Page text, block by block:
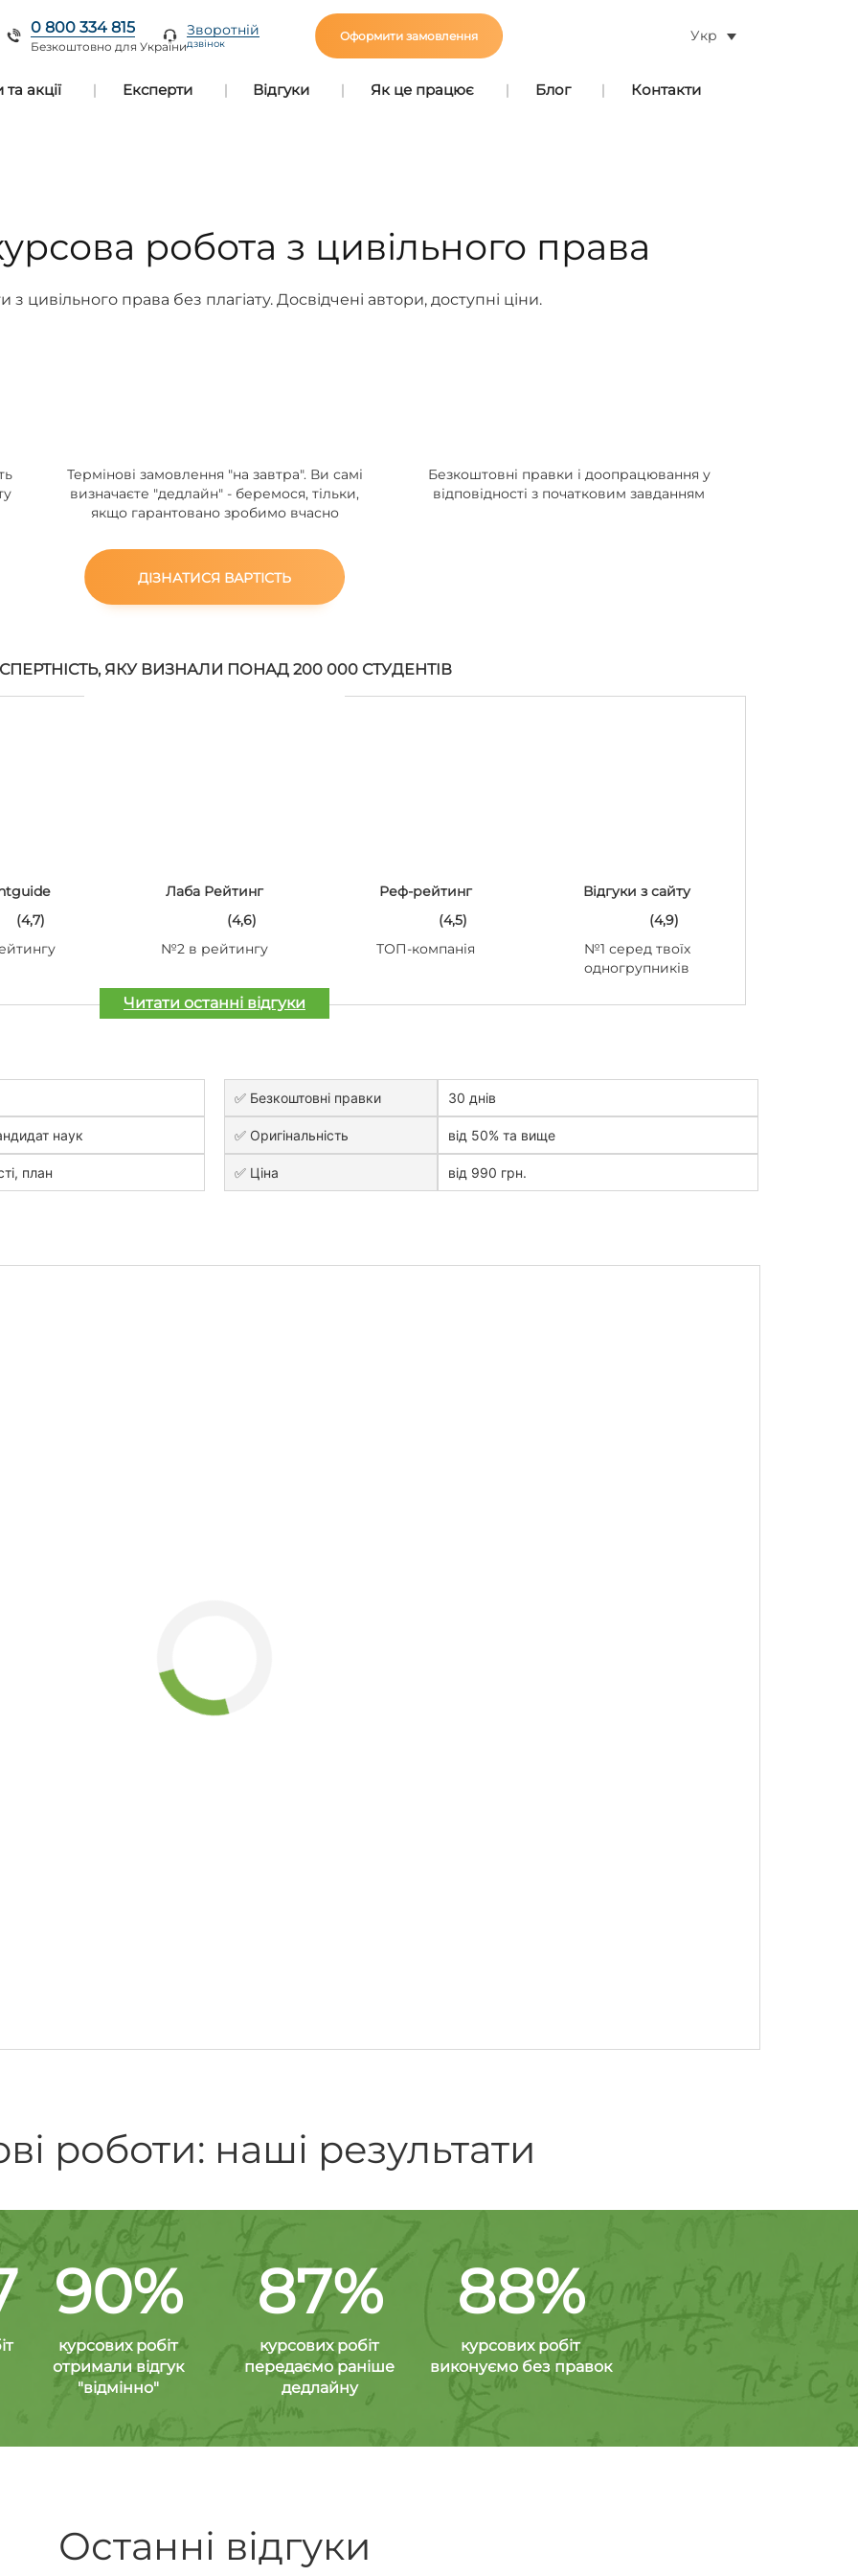
0 800 334 815
Безкоштовно для України
Зворотній
дзвінок
Оформити замовлення Укр
акції Експерти Відгуки Як це працює Блог Контакти
робота з цивільного права
з цивільного права без плагіату. Досвідчені автори, доступні ціни.
Термінові замовлення "на завтра". Ви самі
визначаєте "дедлайн" - беремося, тільки,
якщо гарантовано зробимо вчасно
Безкоштовні правки і доопрацювання у
відповідності з початковим завданням
ДІЗНАТИСЯ ВАРТІСТЬ
ЯКУ ВИЗНАЛИ ПОНАД 200 000 СТУДЕНТІВ
(4,7)
Лаба Рейтинг
(4,6)
№2 в рейтингу
Реф-рейтинг
(4,5)
ТОП-компанія
Відгуки з сайту
(4,9)
№1 серед твоїх
одногрупників
Читати останні відгуки
✅ Безкоштовні правки 30 днів
наук ✅ Оригінальність від 50% та вище
план ✅ Ціна від 990 грн.
роботи: наші результати
90%
курсових робіт
отримали відгук
"відмінно"
87%
курсових робіт
передаємо раніше
дедлайну
88%
курсових робіт
виконуємо без правок
Останні відгуки